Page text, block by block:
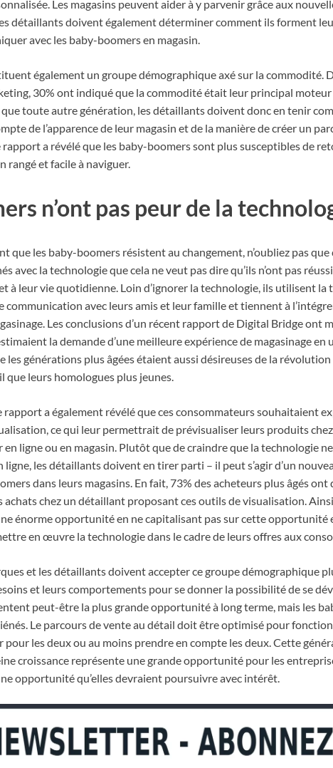
Les magasins peuvent aider à y parvenir grâce aux
détaillants doivent également déterminer comment ils forment
avec les baby-boomers en magasin.
également un groupe démographique axé sur la commodité.
30% ont indiqué que la commodité était leur principal
que toute autre génération, les détaillants doivent donc en tenir
de l’apparence de leur magasin et de la manière de créer un
rapport a révélé que les baby-boomers sont plus susceptibles de
rangé et facile à naviguer.
n’ont pas peur de la
que les baby-boomers résistent au changement, n’oubliez pas que
avec la technologie que cela ne veut pas dire qu’ils n’ont pas
à leur vie quotidienne. Loin d’ignorer la technologie, ils utilisent la
communication avec leurs amis et leur famille et tiennent à
Les conclusions d’un récent rapport de Digital Bridge ont
la demande d’une meilleure expérience de magasinage
les générations plus âgées étaient aussi désireuses de la
que leurs homologues plus jeunes.
rapport a également révélé que ces consommateurs souhaitaient
ce qui leur permettrait de prévisualiser leurs produits
en ligne ou en magasin. Plutôt que de craindre que la technologie
ligne, les détaillants doivent en tirer parti – il peut s’agir d’un
dans leurs magasins. En fait, 73% des acheteurs plus âgés ont
achats chez un détaillant proposant ces outils de visualisation.
énorme opportunité en ne capitalisant pas sur cette opportunité
en œuvre la technologie dans le cadre de leurs offres aux
et les détaillants doivent accepter ce groupe démographique
et leurs comportements pour se donner la possibilité de se
peut-être la plus grande opportunité à long terme, mais les
Le parcours de vente au détail doit être optimisé pour
pour les deux ou au moins prendre en compte les deux. Cette
croissance représente une grande opportunité pour les
opportunité qu’elles devraient poursuivre avec intérêt.